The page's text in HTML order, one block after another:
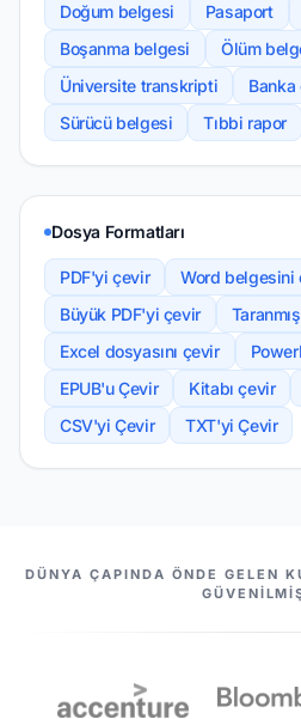
Doğum belgesi Pasaport
Boşanma belgesi
Ölüm
Üniversite transkripti
Banka
Sürücü belgesi
Tıbbi rapor
Dosya Formatları
PDF'yi çevir
Word belgesini
Büyük PDF'yi çevir
Excel dosyasını çevir
EPUB'u Çevir
Kitabı çevir
CSV'yi Çevir
TXT'yi Çevir
BIZIM ORTAKLARIMIZ
DÜNYA ÇAPINDA ÖNDE GELEN